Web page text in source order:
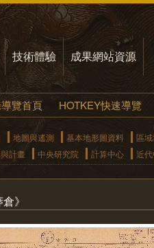
技術體驗 成果網站資源
覽首頁 HOTKEY快速導覽
地圖與遙測 基本地形圖資料
區
計畫 中央研究院 計算中心 近
》